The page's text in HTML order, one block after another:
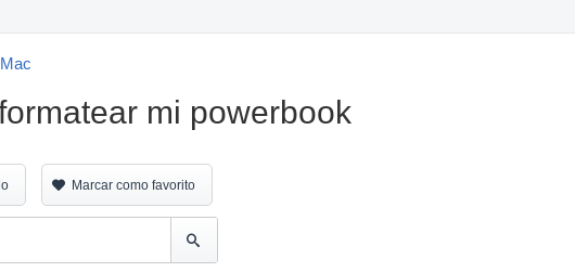
Mac
mi powerbook
Marcar como favorito